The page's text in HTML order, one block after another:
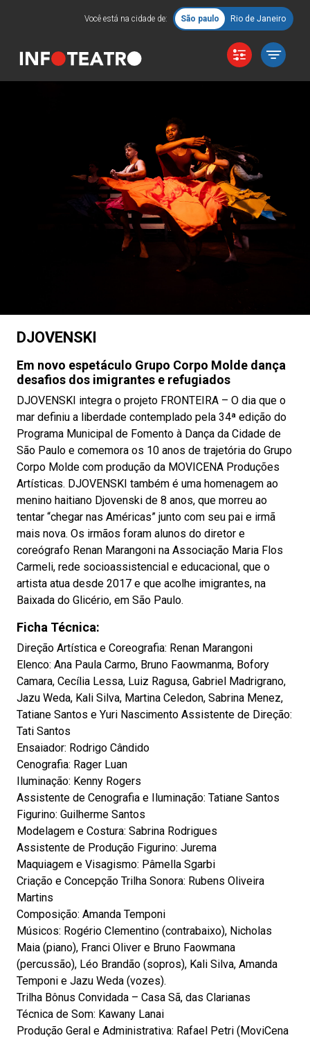
Você está na cidade de: São paulo Rio de Janeiro
DJOVENSKI
Em novo espetáculo Grupo Corpo Molde dança
desafios dos imigrantes e refugiados
DJOVENSKI integra o projeto FRONTEIRA – O dia que o
mar definiu a liberdade contemplado pela 34ª edição do
Programa Municipal de Fomento à Dança da Cidade de
São Paulo e comemora os 10 anos de trajetória do Grupo
Corpo Molde com produção da MOVICENA Produções
Artísticas. DJOVENSKI também é uma homenagem ao
menino haitiano Djovenski de 8 anos, que morreu ao
tentar “chegar nas Américas” junto com seu pai e irmã
mais nova. Os irmãos foram alunos do diretor e
coreógrafo Renan Marangoni na Associação Maria Flos
Carmeli, rede socioassistencial e educacional, que o
artista atua desde 2017 e que acolhe imigrantes, na
Baixada do Glicério, em São Paulo.
Ficha Técnica:
Direção Artística e Coreografia: Renan Marangoni
Elenco: Ana Paula Carmo, Bruno Faowmanma, Bofory
Camara, Cecília Lessa, Luiz Ragusa, Gabriel Madrigrano,
Jazu Weda, Kali Silva, Martina Celedon, Sabrina Menez,
Tatiane Santos e Yuri Nascimento Assistente de Direção:
Tati Santos
Ensaiador: Rodrigo Cândido
Cenografia: Rager Luan
Iluminação: Kenny Rogers
Assistente de Cenografia e Iluminação: Tatiane Santos
Figurino: Guilherme Santos
Modelagem e Costura: Sabrina Rodrigues
Assistente de Produção Figurino: Jurema
Maquiagem e Visagismo: Pâmella Sgarbi
Criação e Concepção Trilha Sonora: Rubens Oliveira
Martins
Composição: Amanda Temponi
Músicos: Rogério Clementino (contrabaixo), Nicholas
Maia (piano), Franci Oliver e Bruno Faowmana
(percussão), Léo Brandão (sopros), Kali Silva, Amanda
Temponi e Jazu Weda (vozes).
Trilha Bônus Convidada – Casa Sã, das Clarianas
Técnica de Som: Kawany Lanai
Produção Geral e Administrativa: Rafael Petri (MoviCena